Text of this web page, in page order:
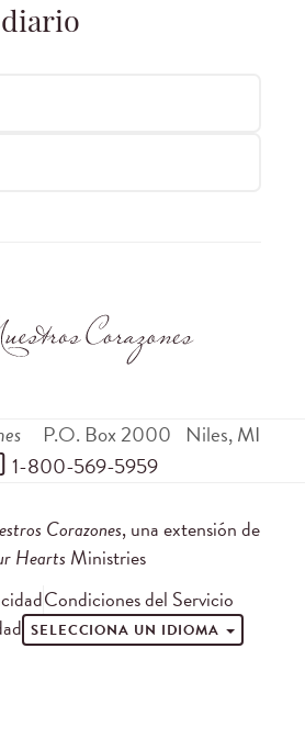
P.O. Box 2000 Niles,MI
1-800-569-5959
Corazones, una extensión de
Hearts Ministries
Condiciones del Servicio
SELECCIONA UN IDIOMA